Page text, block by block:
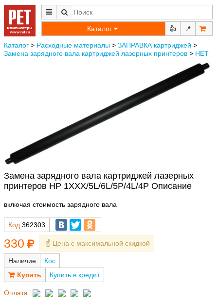
Каталог 👍 📍
Каталог > Расходные материалы > ЗАПРАВКА картриджей >
Замена зарядного вала картриджей лазерных принтеров > НЕТ
Замена зарядного вала картриджей лазерных
принтеров HP 1XXX/5L/6L/5P/4L/4P Описание
включая стоимость зарядного вала
Код 362303
330 ☝️ Цена с максимальной скидкой
Наличие
Кос
Купить в кредит
Оплата